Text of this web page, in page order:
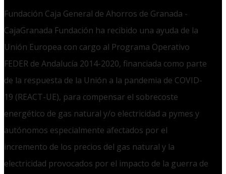
Fundación Caja General de Ahorros de Granada -
CajaGranada Fundación ha recibido una ayuda de la
Unión Europea con cargo al Programa Operativo
FEDER de Andalucía 2014-2020, financiada como parte
de la respuesta de la Unión a la pandemia de COVID-
19 (REACT-UE), para compensar el sobrecoste
energético de gas natural y/o electricidad a pymes y
autónomos especialmente afectados por el
incremento de los precios del gas natural y la
electricidad provocados por el impacto de la guerra de